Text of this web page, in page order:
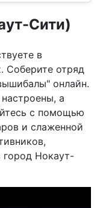
Сити)
в
Соберите отряд
онлайн.
а
с помощью
и слаженной
город Нокаут-